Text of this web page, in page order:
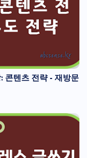
콘텐츠 전략 - 재방문